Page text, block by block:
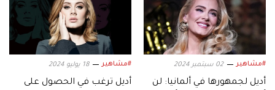
#مشاهير 02 سبتمبر 2024
أديل لجمهورها في ألمانيا: لن
#مشاهير 18 يوليو 2024
أديل ترغب في الحصول على